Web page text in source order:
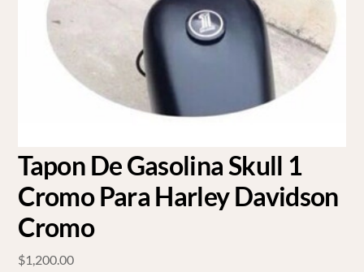
Tapon De Gasolina Skull 1
Cromo Para Harley Davidson
Cromo
$1,200.00